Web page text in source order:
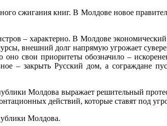
сжигания книг. В Молдове новое
– характерно. В Молдове
внешний долг напрямую угрожает
свои приоритеты обозначило –
– закрыть Русский дом, а сограждане
Молдова выражает решительный
действий, которые ставят под
Молдова.